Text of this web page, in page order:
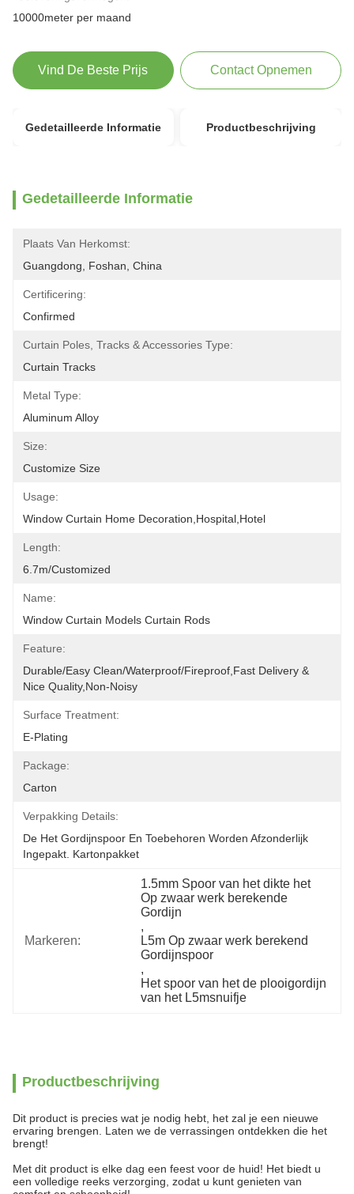
10000meter per maand
Vind De Beste Prijs Contact Opnemen
Gedetailleerde Informatie Productbeschrijving
Gedetailleerde Informatie
Plaats Van Herkomst:
Guangdong, Foshan, China
Certificering:
Confirmed
Curtain Poles, Tracks & Accessories Type:
Curtain Tracks
Metal Type:
Aluminum Alloy
Size:
Customize Size
Usage:
Window Curtain Home Decoration,hospital,hotel
Length:
6.7m/customized
Name:
Window Curtain Models Curtain Rods
Feature:
Durable/Easy Clean/Waterproof/Fireproof,Fast Delivery &
Nice Quality,non-Noisy
Surface Treatment:
E-Plating
Package:
Carton
Verpakking Details:
De Het Gordijnspoor En Toebehoren Worden Afzonderlijk
Ingepakt. Kartonpakket
Markeren:
1.5mm Spoor van het dikte het
Op zwaar werk berekende
Gordijn
,
L5m Op zwaar werk berekend
Gordijnspoor
,
Het spoor van het de plooigordijn
van het L5msnuifje
Productbeschrijving
Dit product is precies wat je nodig hebt, het zal je een nieuwe
ervaring brengen. Laten we de verrassingen ontdekken die het
brengt!
Met dit product is elke dag een feest voor de huid! Het biedt u
een volledige reeks verzorging, zodat u kunt genieten van